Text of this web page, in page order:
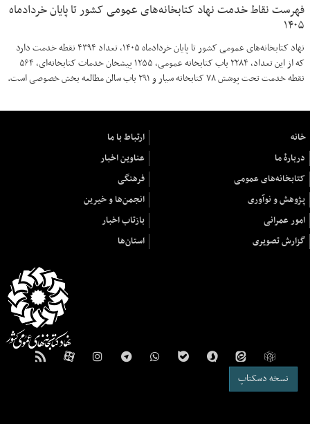
فهرست نقاط خدمت نهاد کتابخانه‌های عمومی کشور تا پایان خردادماه
۱۴۰۵
نهاد کتابخانه‌های عمومی کشور تا پایان خردادماه ۱۴۰۵، تعداد ۴۳۹۴ نقطه خدمت دارد
که از این تعداد، ۲۲۸۴ باب کتابخانه عمومی، ۱۲۵۵ پیشخان خدمات کتابخانه‌ای، ۵۶۴
نقطه خدمت تحت پوشش ۷۸ کتابخانه سیار و ۲۹۱ باب سالن مطالعه بخش خصوصی است.
خانه
ارتباط با ما
دربارهٔ ما
عناوین اخبار
کتابخانه‌های عمومی
فرهنگی
پژوهش و نوآوری
انجمن‌ها و خیرین
امور عمرانی
بازتاب اخبار
گزارش تصویری
استان‌ها
نسخه دسکتاپ